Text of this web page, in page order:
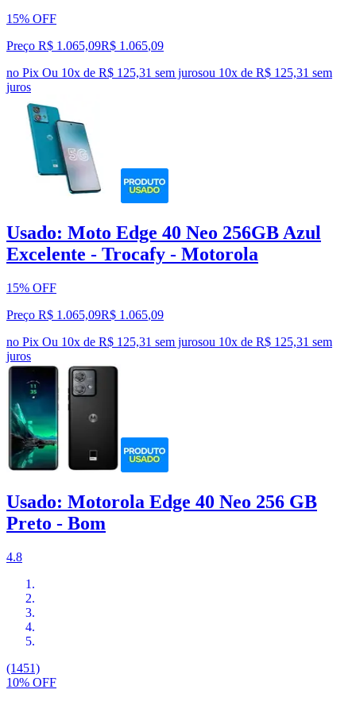
15% OFF
Preço R$ 1.065,09R$ 1.065,09
no Pix Ou 10x de R$ 125,31 sem jurosou 10x de R$ 125,31 sem
juros
Usado: Moto Edge 40 Neo 256GB Azul
Excelente - Trocafy - Motorola
15% OFF
Preço R$ 1.065,09R$ 1.065,09
no Pix Ou 10x de R$ 125,31 sem jurosou 10x de R$ 125,31 sem
juros
Usado: Motorola Edge 40 Neo 256 GB
Preto - Bom
4.8
(1451)
10% OFF